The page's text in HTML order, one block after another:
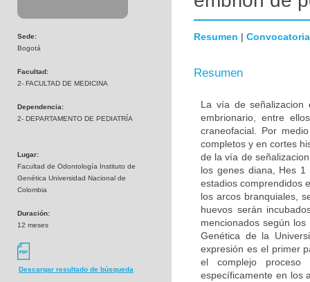
Sede:
Bogotá
Facultad:
2- FACULTAD DE MEDICINA
Dependencia:
2- DEPARTAMENTO DE PEDIATRÍA
Lugar:
Facultad de Odontología Instituto de
Genética Universidad Nacional de
Colombia
Duración:
12 meses
Descargar resultado de búsqueda
Resumen | Convocatoria
Resumen
La vía de señalizacion
embrionario, entre
craneofacial. Por
completos y en cortes
de la vía de
los genes diana, Hes
estadios comprendidos
los arcos branquiales,
huevos serán
mencionados según
Genética de la
expresión es el primer
el complejo proceso
específicamente en los